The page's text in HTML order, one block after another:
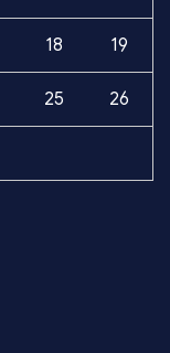
18 19
25 26